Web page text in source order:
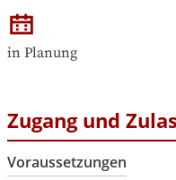
in Planung
Zugang und
Voraussetzungen